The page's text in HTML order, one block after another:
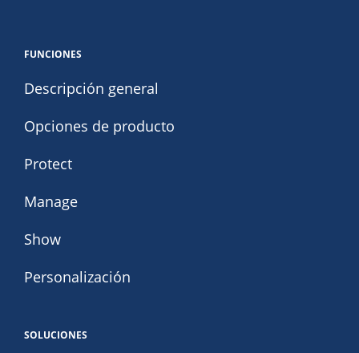
FUNCIONES
Descripción general
Opciones de producto
Protect
Manage
Show
Personalización
SOLUCIONES